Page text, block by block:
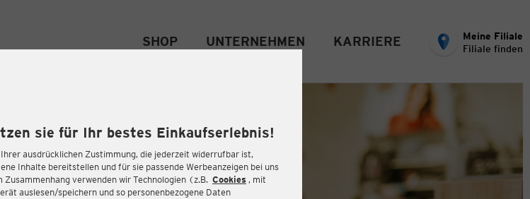
sie für Ihr bestes Einkaufserlebnis!
ausdrücklichen Zustimmung, die jederzeit widerrufbar ist,
Inhalte bereitstellen und für sie passende Werbeanzeigen bei uns
verwenden wir Technologien (z.B. Cookies , mit
auslesen/speichern und so personenbezogene Daten
SHOP UNTERNEHMEN KARRIERE
Meine Filiale
Filiale finden